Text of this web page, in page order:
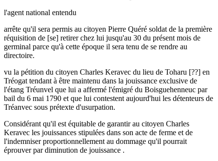
l'agent national entendu
arrête qu'il sera permis au citoyen Pierre Quéré soldat de la première
réquisition de [se] retirer chez lui jusqu'au 30 du présent mois de
germinal parce qu'à cette époque il sera tenu de se rendre au
directoire.
vu la pétition du citoyen Charles Keravec du lieu de Toharu [??] en
Tréogat tendant à être maintenu dans la jouissance exclusive de
l'étang Tréunvel que lui a affermé l'émigré du Boisguehenneuc par
bail du 6 mai 1790 et que lui contestent aujourd'hui les détenteurs de
Tréanvec sous prétexte d'usurpation.
Considérant qu'il est équitable de garantir au citoyen Charles
Keravec les jouissances stipulées dans son acte de ferme et de
l'indemniser proportionnellement au dommage qu'il pourrait
éprouver par diminution de jouissance .